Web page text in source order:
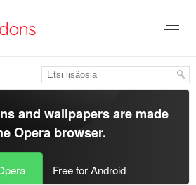
and wallpapers are made
Opera browser.
Free for Android